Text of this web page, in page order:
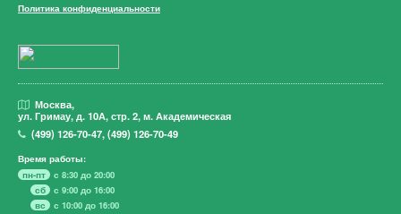
Политика конфиденциальности
Москва,
ул. Гримау,д. 10А, стр. 2, м. Академическая
(499)126-70-47,(499)126-70-49
Время работы:
пн-пт
с 8:30 до 20:00
сб
с 9:00 до 16:00
вс
с 10:00 до 16:00